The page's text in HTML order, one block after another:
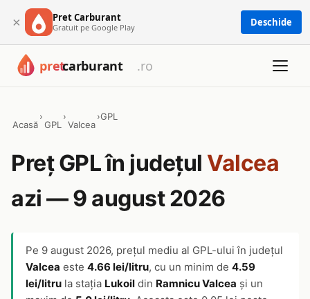
× Pret Carburant
Gratuit pe Google Play Deschide
Acasă
›
GPL
›
Valcea
›GPL
Preț GPL în județul Valcea
azi — 9 august 2026
Pe 9 august 2026, prețul mediu al GPL-ului în județul
Valcea este 4.66 lei/litru, cu un minim de 4.59
lei/litru la stația Lukoil din Ramnicu Valcea și un